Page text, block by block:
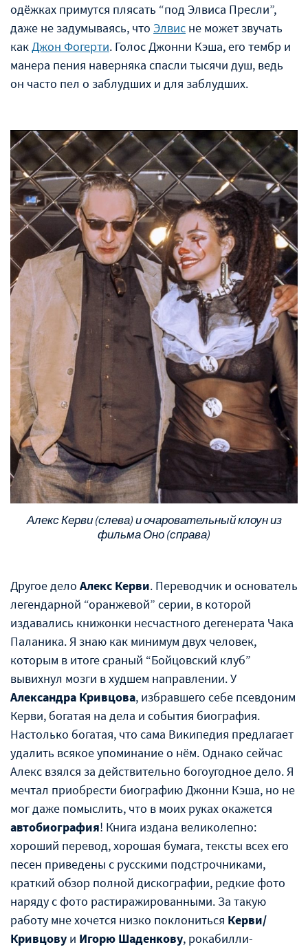
одёжках примутся плясать “под Элвиса Пресли”,
даже не задумываясь, что Элвис не может звучать
какДжон Фогерти. Голос Джонни Кэша, его тембр и
манера пения наверняка спасли тысячи душ, ведь
он часто пел о заблудших и для заблудших.
Алекс Керви (слева) и очаровательный клоун из
фильма Оно (справа)
Другое дело Алекс Керви. Переводчик и основатель
легендарной “оранжевой” серии, в которой
издавались книжонки несчастного дегенерата Чака
Паланика. Я знаю как минимум двух человек,
которым в итоге сраный “Бойцовский клуб”
вывихнул мозги в худшем направлении. У
Александра Кривцова, избравшего себе псевдоним
Керви, богатая на дела и события биография.
Настолько богатая, что сама Википедия предлагает
удалить всякое упоминание о нём. Однако сейчас
Алекс взялся за действительно богоугодное дело. Я
мечтал приобрести биографию Джонни Кэша, но не
мог даже помыслить, что в моих руках окажется
автобиография! Книга издана великолепно:
хороший перевод, хорошая бумага, тексты всех его
песен приведены с русскими подстрочниками,
краткий обзор полной дискографии, редкие фото
наряду с фото растиражированными. За такую
работу мне хочется низко поклониться Керви/
Кривцову и Игорю Шаденкову, рокабилли-